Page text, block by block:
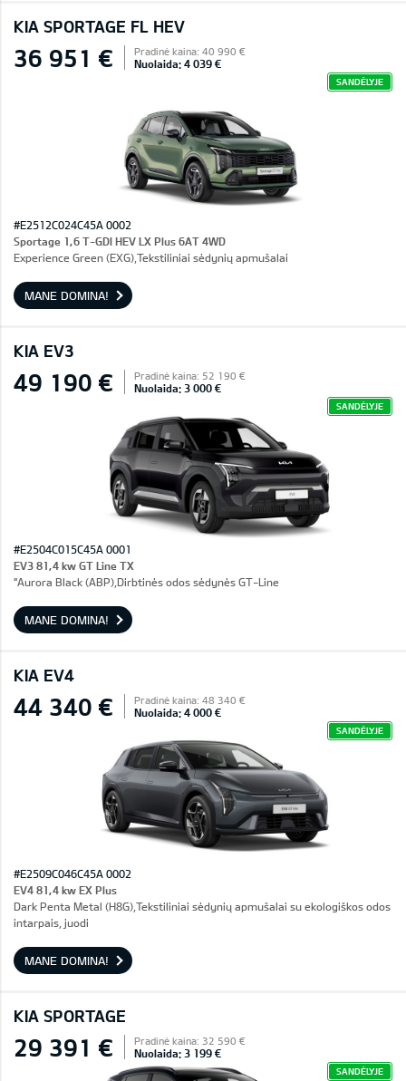
KIA SPORTAGE FL HEV
36 951 € Pradinė kaina: 40 990 €
Nuolaida: 4 039 €
SANDĖLYJE
#E2512C024C45A 0002
Sportage 1,6 T-GDI HEV LX Plus 6AT 4WD
Experience Green (EXG),Tekstiliniai sėdynių apmušalai
MANE DOMINA!
KIA EV3
49 190 € Pradinė kaina: 52 190 €
Nuolaida: 3 000 €
SANDĖLYJE
#E2504C015C45A 0001
EV3 81,4 kw GT Line TX
"Aurora Black (ABP),Dirbtinės odos sėdynės GT-Line
MANE DOMINA!
KIA EV4
44 340 € Pradinė kaina: 48 340 €
Nuolaida: 4 000 €
SANDĖLYJE
#E2509C046C45A 0002
EV4 81,4 kw EX Plus
Dark Penta Metal (H8G),Tekstiliniai sėdynių apmušalai su ekologiškos odos
intarpais, juodi
MANE DOMINA!
KIA SPORTAGE
29 391 € Pradinė kaina: 32 590 €
Nuolaida: 3 199 €
SANDĖLYJE